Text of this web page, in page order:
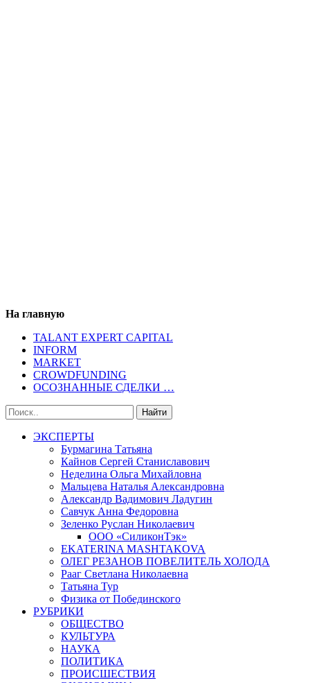
На главную
TALANT EXPERT CAPITAL
INFORM
MARKET
CROWDFUNDING
ОСОЗНАННЫЕ СДЕЛКИ …
ЭКСПЕРТЫ
Бурмагина Татьяна
Кайнов Сергей Станиславович
Неделина Ольга Михайловна
Мальцева Наталья Александровна
Александр Вадимович Ладугин
Савчук Анна Федоровна
Зеленко Руслан Николаевич
ООО «СиликонТэк»
EKATERINA MASHTAKOVA
ОЛЕГ РЕЗАНОВ ПОВЕЛИТЕЛЬ ХОЛОДА
Рааг Светлана Николаевна
Татьяна Тур
Физика от Побединского
РУБРИКИ
ОБЩЕСТВО
КУЛЬТУРА
НАУКА
ПОЛИТИКА
ПРОИСШЕСТВИЯ